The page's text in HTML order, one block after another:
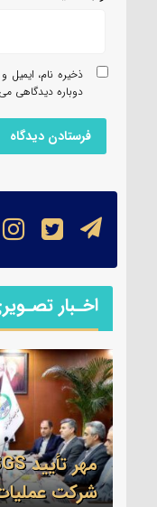
ذخیره نام، ایمیل
دوباره دیدگاهی
اخـبار
شرکت